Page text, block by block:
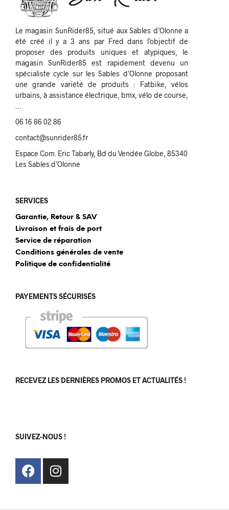
Le magasin SunRider85, situé aux Sables d’Olonne a
été créé il y a 3 ans par Fred dans l’objectif de
proposer des produits uniques et atypiques, le
magasin SunRider85 est rapidement devenu un
spécialiste cycle sur les Sables d’Olonne proposant
une grande variété de produits : Fatbike, vélos
urbains, à assistance électrique, bmx, vélo de course,
06 16 86 02 86
contact@sunrider85.fr
Espace Com. Eric Tabarly, Bd du Vendée Globe, 85340
Les Sables d’Olonne
SERVICES
Garantie, Retour & SAV
Livraison et frais de port
Service de réparation
Conditions générales de vente
Politique de confidentialité
PAYEMENTS SÉCURISÉS
RECEVEZ LES DERNIÈRES PROMOS ET ACTUALITÉS !
SUIVEZ-NOUS !